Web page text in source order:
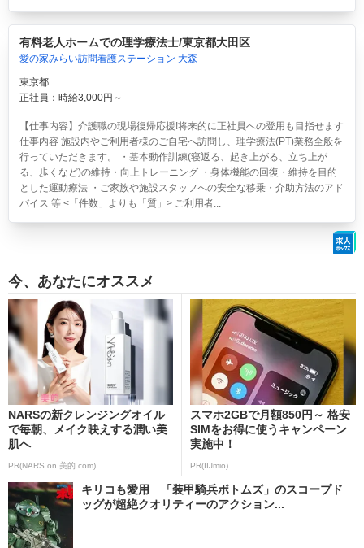
有料老人ホームでの理学療法士/東京都大田区
愛の家みらい訪問看護ステーション 大森
東京都
正社員：時給3,000円～
【仕事内容】介護職の現場復帰応援!将来的に正社員への登用も目指せます
仕事内容 施設内やご利用者様のご自宅へ訪問し、理学療法(PT)業務全般を
行っていただきます。 ・基本動作訓練(寝返る、起き上がる、立ち上が
る、歩くなど)の維持・向上トレーニング ・身体機能の回復・維持を目的
とした運動療法 ・ご家族や施設スタッフへの安全な移乗・介助方法のアド
バイス 等 <「件数」よりも「質」> ご利用者...
今、あなたにオススメ
NARSの新クレンジングオイル
で毎朝、メイク映えする潤い美
肌へ
PR(NARS on 美的.com)
スマホ2GBで月額850円～ 格安
SIMをお得に使うキャンペーン
実施中！
PR(IIJmio)
キリコも愛用 「装甲騎兵ボトムズ」のスコープド
ッグが超絶クオリティーのアクション...